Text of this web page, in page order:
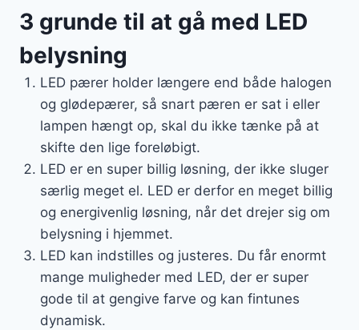
3 grunde til at gå med LED
belysning
LED pærer holder længere end både halogen
og glødepærer, så snart pæren er sat i eller
lampen hængt op, skal du ikke tænke på at
skifte den lige foreløbigt.
LED er en super billig løsning, der ikke sluger
særlig meget el. LED er derfor en meget billig
og energivenlig løsning, når det drejer sig om
belysning i hjemmet.
LED kan indstilles og justeres. Du får enormt
mange muligheder med LED, der er super
gode til at gengive farve og kan fintunes
dynamisk.